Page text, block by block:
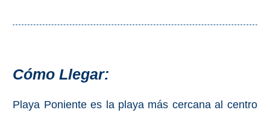
Alquiler de
Coches
Turismo
Cómo Llegar:
Playa Poniente es la playa más cercana al centro